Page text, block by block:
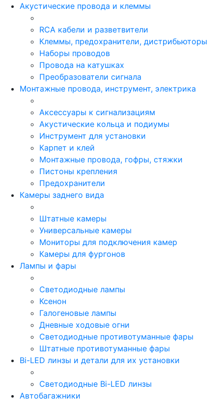
Акустические провода и клеммы
RCA кабели и разветвители
Клеммы, предохранители, дистрибьюторы
Наборы проводов
Провода на катушках
Преобразователи сигнала
Монтажные провода, инструмент, электрика
Аксессуары к сигнализациям
Акустические кольца и подиумы
Инструмент для установки
Карпет и клей
Монтажные провода, гофры, стяжки
Пистоны крепления
Предохранители
Камеры заднего вида
Штатные камеры
Универсальные камеры
Мониторы для подключения камер
Камеры для фургонов
Лампы и фары
Светодиодные лампы
Ксенон
Галогеновые лампы
Дневные ходовые огни
Светодиодные противотуманные фары
Штатные противотуманные фары
Bi-LED линзы и детали для их установки
Светодиодные Bi-LED линзы
Автобагажники